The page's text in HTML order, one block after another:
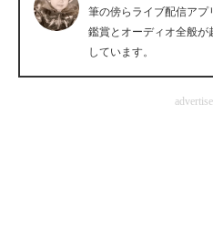
ITエンジニア向け専門サイト
IT製品の技術・比較・事例
筆の傍らライブ配信アプ
鑑賞とオーディオ全般が
しています。